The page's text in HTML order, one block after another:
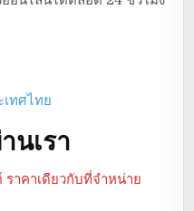
ทศไทย
นเรา
ราคาเดียวกับที่จำหน่าย